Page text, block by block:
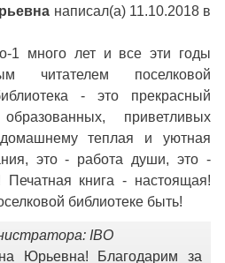
написал(а) 11.10.2018в
1 много лет и все эти годы
читателем поселковой
- это прекрасный
приветливых
теплая и уютная
это - работа души, это -
Печатная книга - настоящая!
библиотеке быть!
IBO
Юрьевна! Благодарим за